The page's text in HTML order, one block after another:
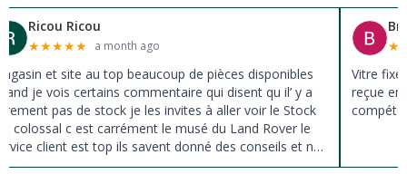
Ricou Ricou
★★★★★ a month ago
et site au top beaucoup de pièces disponibles
je vois certains commentaire qui disent qu il’ y a
pas de stock je les invites à aller voir le Stock
colossal c est carrément le musé du Land Rover le
client est top ils savent donné des conseils et ne
pas à la vente ils sont vraiment au top du top
★
Vitre
reçue